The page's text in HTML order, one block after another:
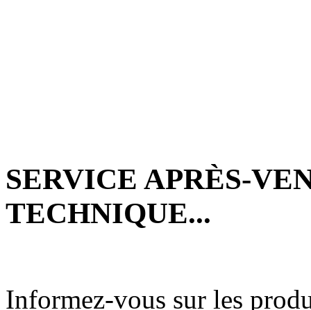
SERVICE APRÈS-
TECHNIQUE...
Informez-vous sur les